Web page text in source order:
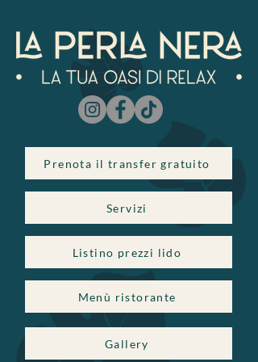
Prenota il transfer gratuito
Servizi
Listino prezzi lido
Menù ristorante
Gallery